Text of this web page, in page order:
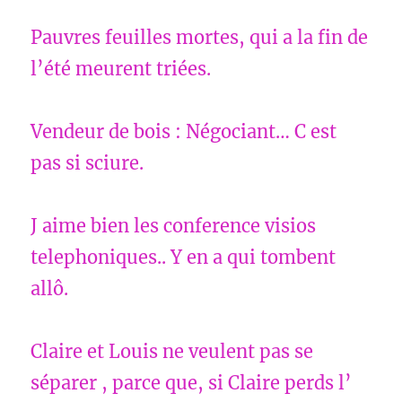
Pauvres feuilles mortes, qui a la fin de
l’été meurent triées.
Vendeur de bois : Négociant… C est
pas si sciure.
J aime bien les conference visios
telephoniques.. Y en a qui tombent
allô.
Claire et Louis ne veulent pas se
séparer , parce que, si Claire perds l’